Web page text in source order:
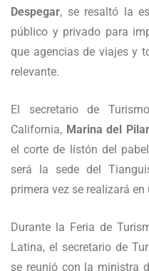
Despegar, se resaltó la
público y privado para
que agencias de viajes y
relevante.
El secretario de
California, Marina del
el corte de listón del
será la sede del
primera vez se realizará
Durante la Feria de
Latina, el secretario de
se reunió con la ministra